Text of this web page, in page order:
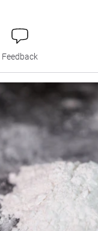
Feedback